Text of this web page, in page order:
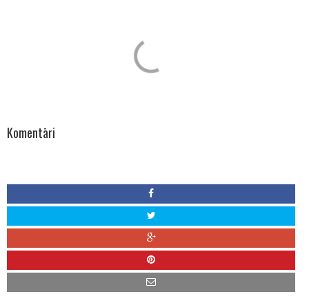
Komentāri